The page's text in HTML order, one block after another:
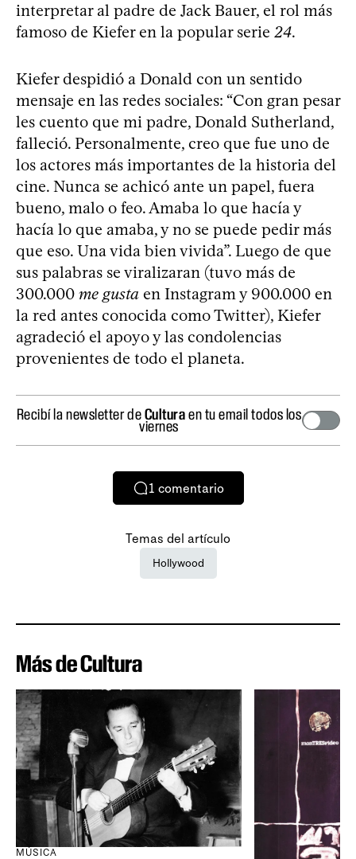
interpretar al padre de Jack Bauer, el rol más
famoso de Kiefer en la popular serie 24.
Kiefer despidió a Donald con un sentido
mensaje en las redes sociales: “Con gran pesar
les cuento que mi padre, Donald Sutherland,
falleció. Personalmente, creo que fue uno de
los actores más importantes de la historia del
cine. Nunca se achicó ante un papel, fuera
bueno, malo o feo. Amaba lo que hacía y
hacía lo que amaba, y no se puede pedir más
que eso. Una vida bien vivida”. Luego de que
sus palabras se viralizaran (tuvo más de
300.000 me gusta en Instagram y 900.000 en
la red antes conocida como Twitter), Kiefer
agradeció el apoyo y las condolencias
provenientes de todo el planeta.
Recibí la newsletter deCulturaen tu email todos los
viernes
1 comentario
Temas del artículo
Hollywood
Más de Cultura
MÚSICA